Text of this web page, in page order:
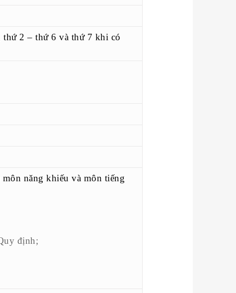
thứ 2 – thứ 6 và thứ 7 khi có
năng khiếu và môn tiếng
định;